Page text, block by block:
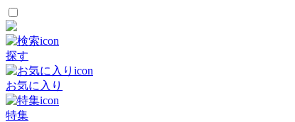
探す
お気に入り
特集